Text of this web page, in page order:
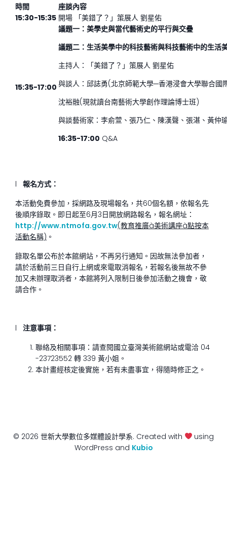
時間
座談內容
15:30-15:35 開場 「美錯了？」策展人 劉星佑
15:35-17:00
議題一：美學史與當代藝術史的平行與交疊
議題二：生活美學中的科技藝術與科技藝術中的生活
主持人：「美錯了？」策展人 劉星佑
與談人：邱誌勇(北京師範大學─香港浸會大學聯合國
沈裕融(現就讀台南藝術大學創作理論博士班)
與談藝術家：李俞萱、張乃仁、陳漢聲、張湛、黃仲
16:35-17:00 Q&A
l 報名方式：
本活動免費參加，採網路及現場報名，共60個名額，依報名先
後順序錄取。即日起至6月3日開放網路報名，報名網址：
http://www.ntmofa.gov.tw(教育推廣à美術講座à點按本
活動名稱) 。
錄取名單公布於本館網站，不再另行通知。因故無法參加者，
請於活動前三日自行上網或來電取消報名，若報名後無故不參
加又未辦理取消者，本館將列入限制日後參加活動之機會，敬
請合作。
l 注意事項：
聯絡及相關事項：請查閱國立臺灣美術館網站或電洽 04
-23723552 轉 339 黃小姐。
本計畫經核定後實施，若有未盡事宜，得隨時修正之。
© 2026 世新大學數位多媒體設計學系. Created with
using
WordPress and Kubio